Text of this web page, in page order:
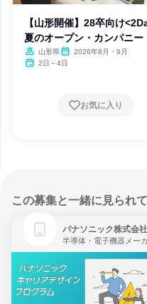
【山形開催】28卒向け
夏のオープン・カンパニー
山形県
2026年8月・9月
2日～4日
お気に入り
この募集と一緒に見られ
パナソニック株式会社
半導体・電子機器メー